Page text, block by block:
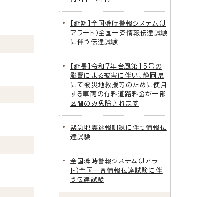
【延期】全国瞬時警報システム（J
アラート）全国一斉情報伝達試験
に伴う伝達試験
【延長】令和7年台風第15号の
影響による被害に伴い、静岡県
にて被災地救援等のために使用
する車両の有料道路料金が一部
区間のみ免除されます
緊急地震速報訓練に伴う情報伝
達試験
全国瞬時警報システム（Jアラー
ト）全国一斉情報伝達試験に伴
う伝達試験